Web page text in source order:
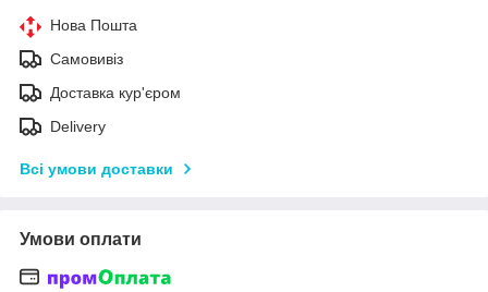
Нова Пошта
Самовивіз
Доставка кур'єром
Delivery
Всі умови доставки
Умови оплати